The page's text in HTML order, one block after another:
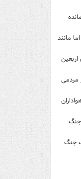
مانند
مردمی
جنگ
جنگ